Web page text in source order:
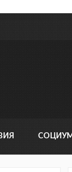
СОЦИУМ